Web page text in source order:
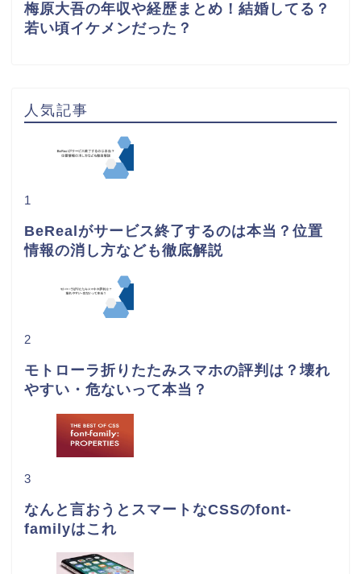
梅原大吾の年収や経歴まとめ！結婚してる？
若い頃イケメンだった？
人気記事
1
BeRealがサービス終了するのは本当？位置
情報の消し方なども徹底解説
2
モトローラ折りたたみスマホの評判は？壊れ
やすい・危ないって本当？
3
なんと言おうとスマートなCSSのfont-
familyはこれ